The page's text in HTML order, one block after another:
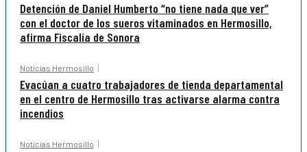
Detención de Daniel Humberto “no tiene nada que ver”
con el doctor de los sueros vitaminados en Hermosillo,
afirma Fiscalía de Sonora
Noticias Hermosillo
Evacúan a cuatro trabajadores de tienda departamental
en el centro de Hermosillo tras activarse alarma contra
incendios
Noticias Hermosillo